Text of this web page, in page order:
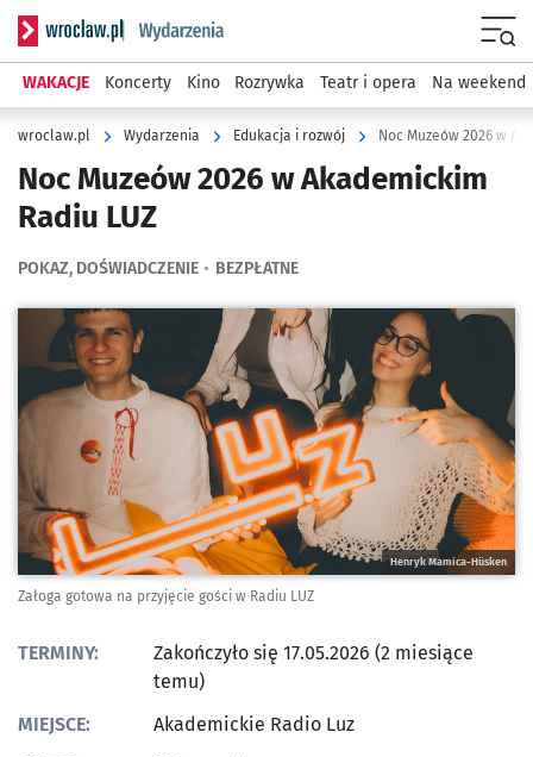
Serwis informacyjny wroclaw.pl podserwis: Wydarzenia
WAKACJE Koncerty Kino Rozrywka Teatr i opera Na weekend
wroclaw.pl Wydarzenia Edukacja i rozwój Noc Muzeów 2026 w
Noc Muzeów 2026 w Akademickim
Radiu LUZ
POKAZ, DOŚWIADCZENIE BEZPŁATNE
Kliknij, aby powiększyć
Henryk Mamica-Hüsken
Załoga gotowa na przyjęcie gości w Radiu LUZ
TERMINY:
Zakończyło się 17.05.2026 (2 miesiące
temu)
MIEJSCE:
Akademickie Radio Luz